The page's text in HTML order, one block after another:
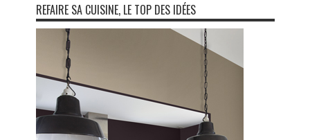
REFAIRE SA CUISINE, LE TOP DES IDÉES